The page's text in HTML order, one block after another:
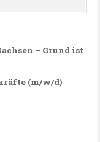
– Grund ist
(m/w/d)